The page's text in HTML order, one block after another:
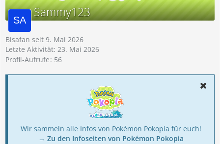
Sammy123
Bisafan seit 9. Mai 2026
Letzte Aktivität: 23. Mai 2026
Profil-Aufrufe 56
Wir sammeln alle Infos von Pokémon Pokopia für euch!
→ Zu den Infoseiten von Pokémon Pokopia